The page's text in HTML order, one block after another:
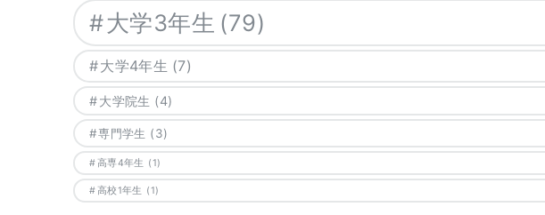
大学3年生 (79)
大学4年生 (7)
大学院生 (4)
専門学生 (3)
高専4年生 (1)
高校1年生 (1)